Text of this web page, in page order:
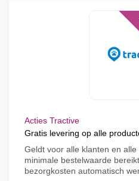
Acties Tractive
Gratis levering op alle
Geldt voor alle klanten en
minimale bestelwaarde
bezorgkosten automatisch